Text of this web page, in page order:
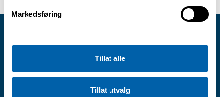
Markedsføring
Tillat alle
Tillat utvalg
0130 Oslo
Besøksadresse: St Olavs gate 25, 0166